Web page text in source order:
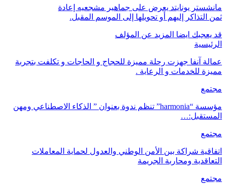
مانشستر يونايتد يعرض على جماهير مشجعيه إعادة
ثمن التذاكر إليهم أو تحويلها إلى الموسم المقبل.
قد يعجبك ايضا المزيد عن المؤلف
الرئيسية
عمالة آنفا جهزت رحلة مميزة للحجاج و الحاجات و تكلفت بتجربة
مميزة للخدمات و الرعاية .
مجتمع
مؤسسة “harmonia” تنظم ندوة بعنوان ” الذكاء الاصطناعي ومهن
المستقبل:…
مجتمع
اتفاقية شراكة بين الأمن الوطني والعدول لحماية المعاملات
التعاقدية ومحاربة الجريمة
مجتمع